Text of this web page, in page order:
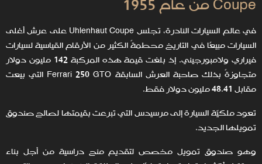
Coupe من عام 1955
في عالم السيارات النادرة، تجلس Uhlenhaut Coupe على عرش أغلى
السيارات مبيعًا في التاريخ محطمةً الكثير من الأرقام القياسية لسيارات
فيراري ولامبورجيني. إذ بلغت قيمة هذه المركبة 142 مليون دولار
متجاوزةً بذلك صاحبة العرش السابقة Ferrari 250 GTO التي بيعت
مقابل 48.41 مليون دولار فقط.
تعود ملكيّة السيارة إلى مرسيدس التي تبرعت بقيمتها لصالح صندوق
تمويلها الجديد.
وهو صندوق تمويل مخصص لتقديم منح دراسية من أجل بناء